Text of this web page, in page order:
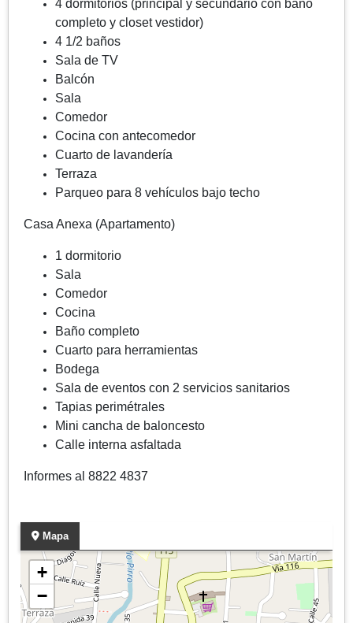
4 dormitorios (principal y secundario con baño
completo y closet vestidor)
4 1/2 baños
Sala de TV
Balcón
Sala
Comedor
Cocina con antecomedor
Cuarto de lavandería
Terraza
Parqueo para 8 vehículos bajo techo
Casa Anexa (Apartamento)
1 dormitorio
Sala
Comedor
Cocina
Baño completo
Cuarto para herramientas
Bodega
Sala de eventos con 2 servicios sanitarios
Tapias perimétrales
Mini cancha de baloncesto
Calle interna asfaltada
Informes al 8822 4837
Mapa
+
−